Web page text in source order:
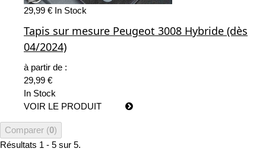
29,99 € In Stock
Tapis sur mesure Peugeot 3008 Hybride (dès
04/2024)
à partir de :
29,99 €
In Stock
VOIR LE PRODUIT
Comparer (0)
Résultats 1 - 5 sur 5.